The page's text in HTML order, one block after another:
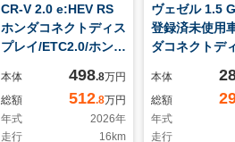
CR-V 2.0 e:HEV RS
ホンダコネクトディス
プレイ/ETC2.0/ホンダ
ィブクルーズコントロ
ール/LEDヘッドライ
ト/19インチアルミホ
本体 498.8万円
総額
512.8万円
年式
2026年
走行
16km
ヴェゼル 1.5
登録済未使用
ダコネクトデ
シートヒータ
連動間欠フロ
パー/シートヒ
本体
総額
年式
走行